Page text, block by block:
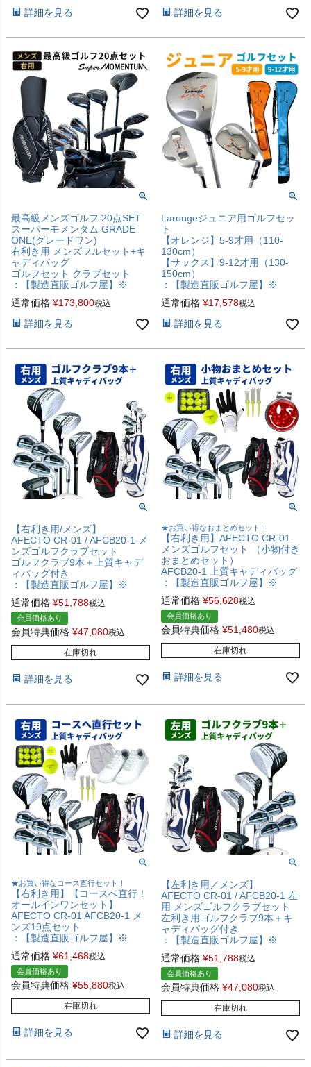
詳細を見る 詳細を見る
最高級メンズゴルフ 20点SET
スーパーモメンタム GRADE
ONE(グレードワン)
右利き用 メンズフルセット+キ
ャディバッグ
ゴルフセット クラブセット
：【製造直販ゴルフ屋】※
通常価格 ¥173,800税込
詳細を見る
Larougeジュニア用ゴルフセッ
ト
【オレンジ】5-9才用（110-
130cm）
【サックス】9-12才用（130-
150cm）
：【製造直販ゴルフ屋】※
通常価格 ¥17,578税込
詳細を見る
【右利き用/メンズ】
AFECTO CR-01 / AFCB20-1 メ
ンズゴルフクラブセット
ゴルフクラブ9本＋上質キャデ
ィバッグ付き
：【製造直販ゴルフ屋】※
通常価格 ¥51,788税込
会員価格あり
会員特典価格 ¥47,080税込
在庫切れ
詳細を見る
★お買い得なおまとめセット！
【右利き用】AFECTO CR-01
メンズゴルフセット （小物付き
おまとめセット）
AFCB20-1 上質キャディバッグ
：【製造直販ゴルフ屋】※
通常価格 ¥56,628税込
会員価格あり
会員特典価格 ¥51,480税込
在庫切れ
詳細を見る
★お買い得なコース直行セット！
【右利き用】【コースへ直行！
オールインワンセット】
AFECTO CR-01 AFCB20-1 メ
ンズ19点セット
：【製造直販ゴルフ屋】※
通常価格 ¥61,468税込
会員価格あり
会員特典価格 ¥55,880税込
在庫切れ
詳細を見る
【左利き用／メンズ】
AFECTO CR-01 / AFCB20-1 左
用 メンズゴルフクラブセット
左利き用ゴルフクラブ9本＋キ
ャディバッグ付き
：【製造直販ゴルフ屋】※
通常価格 ¥51,788税込
会員価格あり
会員特典価格 ¥47,080税込
在庫切れ
詳細を見る